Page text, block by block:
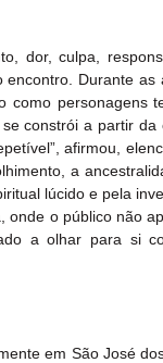
dor, culpa,
Durante as
como personagens
constrói a partir da
afirmou,
a
lúcido e pela
o público não
a olhar para si
em São José